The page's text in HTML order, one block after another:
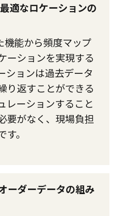
適なロケーションの
機能から頻度マップ
ーションを実現する
ションは過去データ
り返すことができる
レーションすること
要がなく、現場負担
。
ーダーデータの組み